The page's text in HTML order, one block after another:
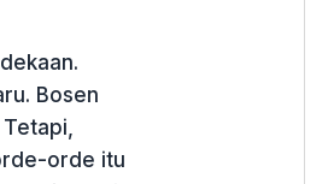
Bosen
orde itu